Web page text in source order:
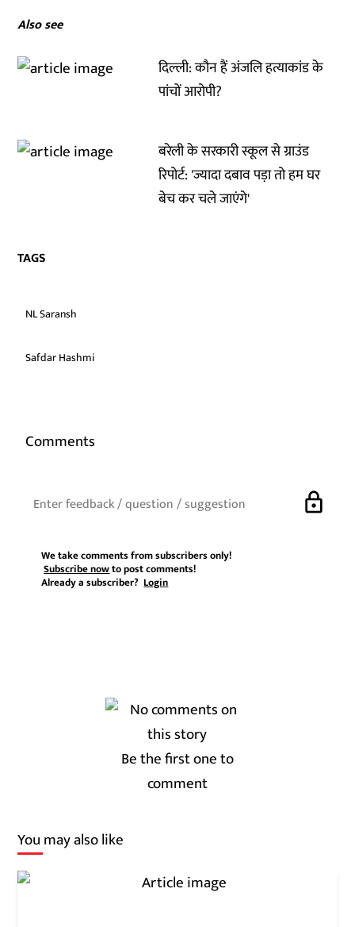
Also see
दिल्ली: कौन हैं अंजलि हत्याकांड के
पांचों आरोपी?
बरेली के सरकारी स्कूल से ग्राउंड
रिपोर्ट: 'ज्यादा दबाव पड़ा तो हम घर
बेच कर चले जाएंगे'
TAGS
NL Saransh
Safdar Hashmi
Comments
lock
We take comments from subscribers only!
Subscribe nowto post comments!
Already a subscriber?Login
Be the first one to
comment
You may also like